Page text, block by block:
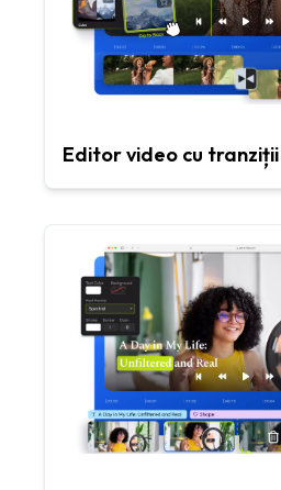
Editor video cu tranziții